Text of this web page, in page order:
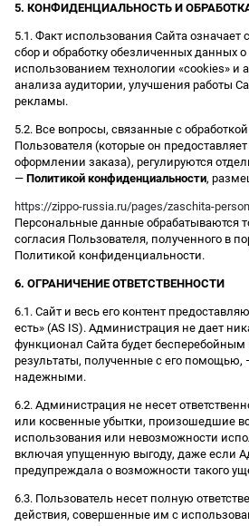
5. КОНФИДЕНЦИАЛЬНОСТЬ И
5.1. Факт использования Сайта означает
сбор и обработку обезличенных данных о
использованием технологии «cookies» и
анализа аудитории, улучшения работы
рекламы.
5.2. Все вопросы, связанные с
Пользователя (которые он
оформлении заказа), регулируются
— Политикой конфиденциальности,
https://zippo-russia.ru/pages/zaschita-
Персональные данные обрабатываются
согласия Пользователя, полученного в
Политикой конфиденциальности.
6. ОГРАНИЧЕНИЕ ОТВЕТСТВЕННОСТИ
6.1. Сайт и весь его контент
есть» (AS IS). Администрация не дает
функционал Сайта будет
результаты, полученные с его
надежными.
6.2. Администрация не несет
или косвенные убытки, произошедшие
использования или невозможности
включая упущенную выгоду, даже если
предупреждала о возможности такого
6.3. Пользователь несет полную
действия, совершенные им с